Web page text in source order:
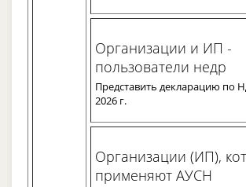
Организации и ИП -
пользователи недр
Представить декларацию по
2026 г.
Организации (ИП),
применяют АУСН